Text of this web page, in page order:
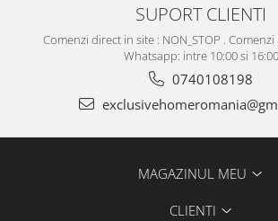
SUPORT CLIENTI
Comenzi direct in site : NON_STOP .
Whatsapp: intre 10:00 si 16:00
0740108198
MAGAZINUL MEU
CLIENTI